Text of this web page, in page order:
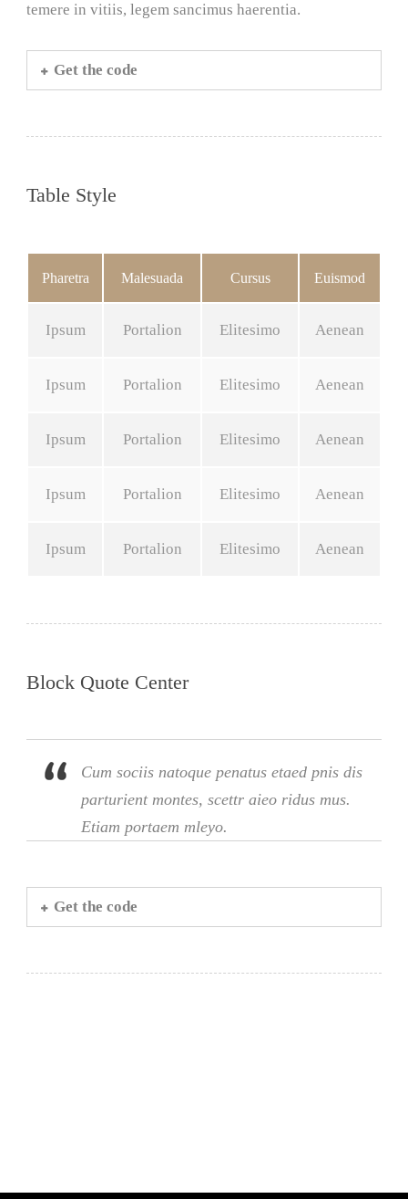
temere in vitiis, legem sancimus haerentia.
Get the code
Table Style
Pharetra Malesuada Cursus Euismod
Ipsum Portalion Elitesimo Aenean
Ipsum Portalion Elitesimo Aenean
Ipsum Portalion Elitesimo Aenean
Ipsum Portalion Elitesimo Aenean
Ipsum Portalion Elitesimo Aenean
Block Quote Center
Cum sociis natoque penatus etaed pnis dis
parturient montes, scettr aieo ridus mus.
Etiam portaem mleyo.
Get the code